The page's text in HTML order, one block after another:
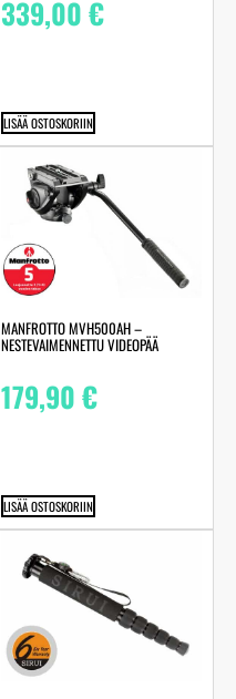
339,00€
LISÄÄ OSTOSKORIIN
MANFROTTO MVH500AH –
NESTEVAIMENNETTU VIDEOPÄÄ
179,90€
LISÄÄ OSTOSKORIIN